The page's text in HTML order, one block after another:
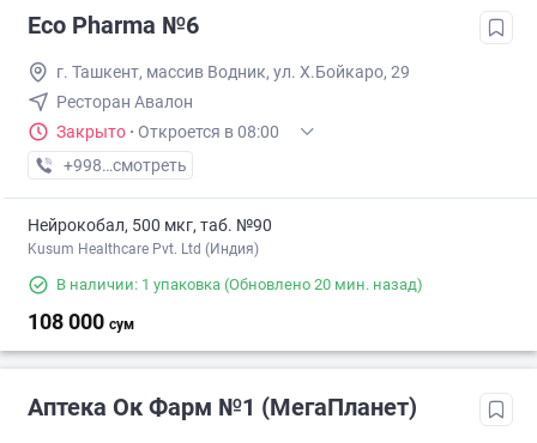
Eco Pharma №6
г. Ташкент, массив Водник, ул. Х.Бойкаро, 29
Ресторан Авалон
Закрыто · Откроется в 08:00
+998 (55) XXX-XX-XX
смотреть
Нейрокобал, 500 мкг, таб. №90
Kusum Healthcare Pvt. Ltd (Индия)
В наличии: 1 упаковка (Обновлено 20 мин. назад)
108 000 сум
Аптека Ок Фарм №1 (МегаПланет)